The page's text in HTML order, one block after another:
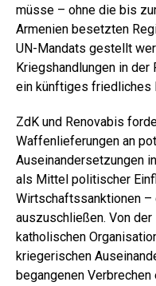
müsse – ohne die bis
Armenien besetzten
UN-Mandats gestellt
Kriegshandlungen in der
ein künftiges friedliches
ZdK und Renovabis
Waffenlieferungen an
Auseinandersetzungen
als Mittel politischer
Wirtschaftssanktionen
auszuschließen. Von
katholischen
kriegerischen
begangenen